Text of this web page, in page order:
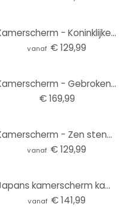
Kamerscherm - Koninklijke finesse, 3-delig
vanaf € 129,99
Kamerscherm - Gebroken dromen (Banksy) , 5-delig - 225x172 cm
€ 169,99
Kamerscherm - Zen stenen, 3-delig
vanaf € 129,99
Japans kamerscherm kamerscherm - Bloemenweide, 3-delig
vanaf € 141,99